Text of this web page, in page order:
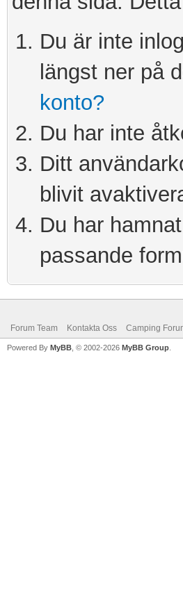
Du är inte
längst ner på
konto?
Du har inte
Ditt
blivit
Du har
passande
Forum Team Kontakta Oss Camping
Powered By MyBB , © 2002-2026 MyBB Group